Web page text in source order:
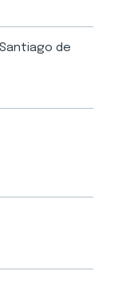
Santiago de